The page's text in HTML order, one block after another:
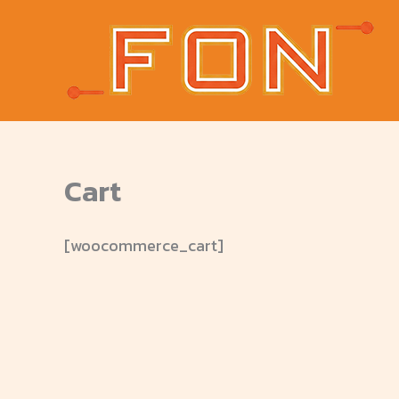
Cart
[woocommerce_cart]